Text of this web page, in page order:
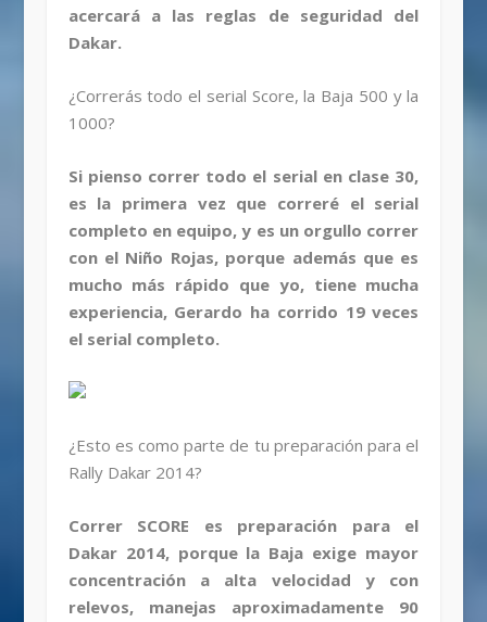
acercará a las reglas de seguridad del
Dakar.
¿Correrás todo el serial Score, la Baja 500 y la
1000?
Si pienso correr todo el serial en clase 30,
es la primera vez que correré el serial
completo en equipo, y es un orgullo correr
con el Niño Rojas, porque además que es
mucho más rápido que yo, tiene mucha
experiencia, Gerardo ha corrido 19 veces
el serial completo.
¿Esto es como parte de tu preparación para el
Rally Dakar 2014?
Correr SCORE es preparación para el
Dakar 2014, porque la Baja exige mayor
concentración a alta velocidad y con
relevos, manejas aproximadamente 90